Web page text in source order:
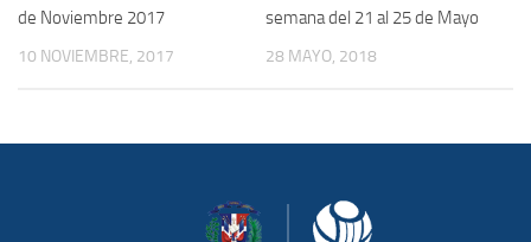
de Noviembre 2017
10 NOVIEMBRE, 2017
semana del 21 al 25 de Mayo
28 MAYO, 2018